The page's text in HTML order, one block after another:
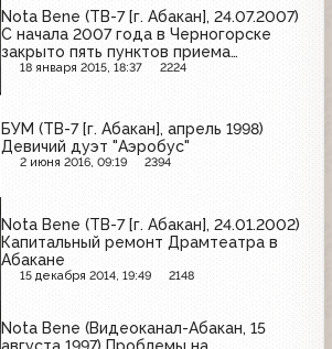
Nota Bene (ТВ-7 [г. Абакан], 24.07.2007)
С начала 2007 года в Черногорске
закрыто пять пунктов приема
металлолома
18 января 2015, 18:37 2224
БУМ (ТВ-7 [г. Абакан], апрель 1998)
Девичий дуэт "Аэробус"
2 июня 2016, 09:19 2394
Nota Bene (ТВ-7 [г. Абакан], 24.01.2002)
Капитальный ремонт Драмтеатра в
Абакане
15 декабря 2014, 19:49 2148
Nota Bene (Видеоканал-Абакан, 15